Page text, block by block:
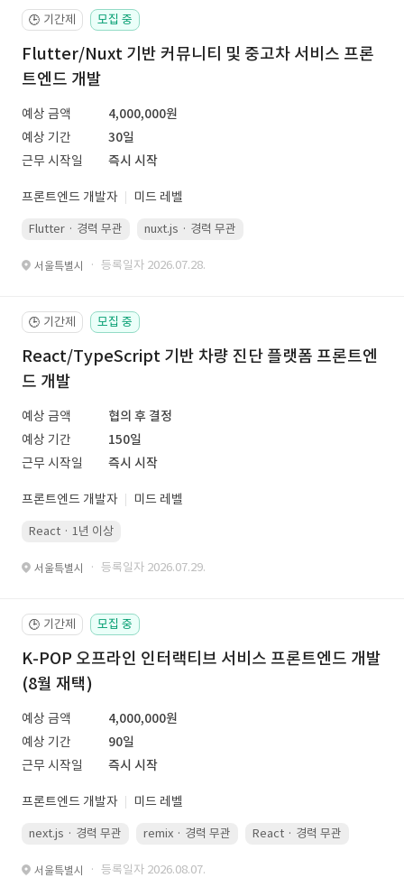
🕒 기간제 모집 중
Flutter/Nuxt 기반 커뮤니티 및 중고차 서비스 프론
트엔드 개발
예상 금액
4,000,000원
예상 기간
30일
근무 시작일
즉시 시작
프론트엔드 개발자 미드 레벨
Flutter · 경력 무관 nuxt.js · 경력 무관
서울특별시 · 등록일자 2026.07.28.
🕒 기간제 모집 중
React/TypeScript 기반 차량 진단 플랫폼 프론트엔
드 개발
예상 금액
협의 후 결정
예상 기간
150일
근무 시작일
즉시 시작
프론트엔드 개발자 미드 레벨
React · 1년 이상
서울특별시 · 등록일자 2026.07.29.
🕒 기간제 모집 중
K-POP 오프라인 인터랙티브 서비스 프론트엔드 개발
(8월 재택)
예상 금액
4,000,000원
예상 기간
90일
근무 시작일
즉시 시작
프론트엔드 개발자 미드 레벨
next.js · 경력 무관 remix · 경력 무관 React · 경력 무관
서울특별시 · 등록일자 2026.08.07.